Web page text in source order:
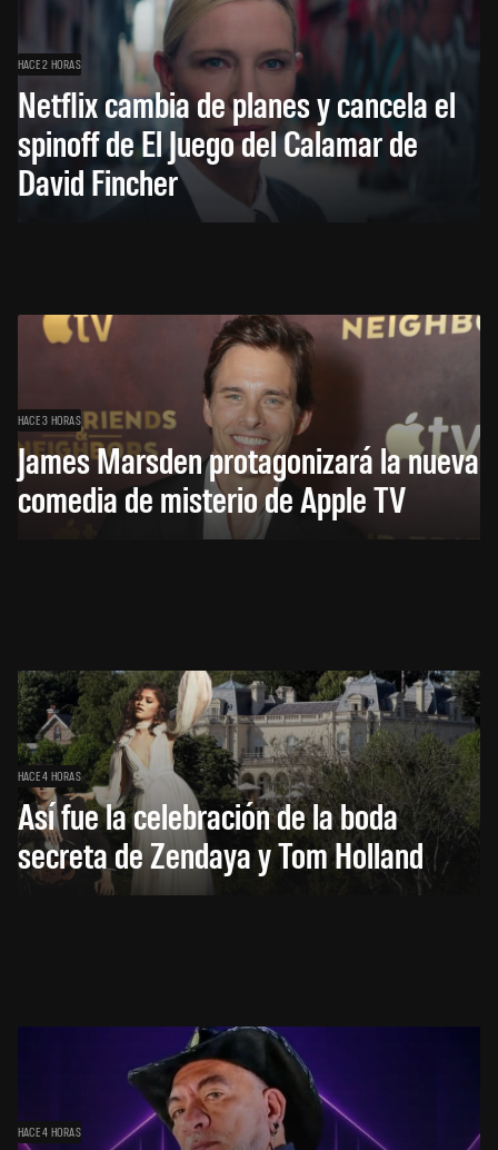
HACE 2 HORAS
Netflix cambia de planes y cancela el
spinoff de El Juego del Calamar de
David Fincher
HACE 3 HORAS
James Marsden protagonizará la nueva
comedia de misterio de Apple TV
HACE 4 HORAS
Así fue la celebración de la boda
secreta de Zendaya y Tom Holland
HACE 4 HORAS